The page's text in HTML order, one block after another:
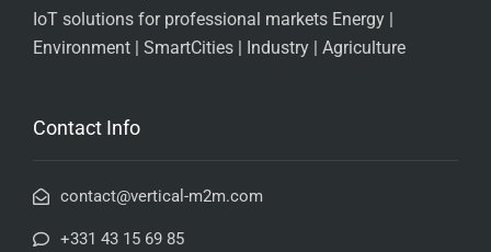
IoT solutions for professional markets Energy |
Environment | SmartCities | Industry | Agriculture
Contact Info
contact@vertical-m2m.com
+331 43 15 69 85